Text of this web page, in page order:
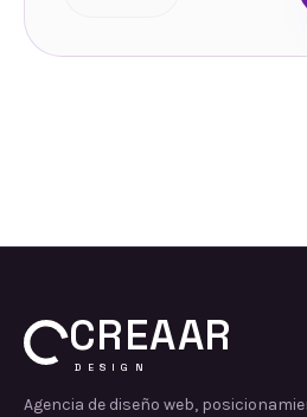
CREAAR
DESIGN
Agencia de diseño web,